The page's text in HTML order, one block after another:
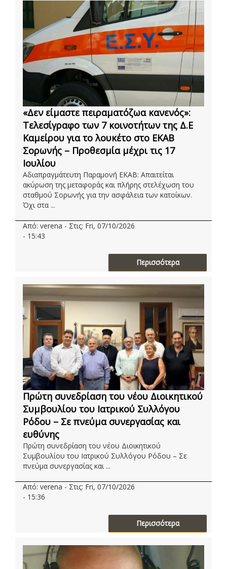
«Δεν είμαστε πειραματόζωα κανενός»:
Τελεσίγραφο των 7 κοινοτήτων της Δ.Ε
Καμείρου για το λουκέτο στο ΕΚΑΒ
Σορωνής – Προθεσμία μέχρι τις 17
Ιουλίου
Αδιαπραγμάτευτη Παραμονή ΕΚΑΒ: Απαιτείται
ακύρωση της μεταφοράς και πλήρης στελέχωση του
σταθμού Σορωνής για την ασφάλεια των κατοίκων.
Όχι στα ...
Από: verena - Στις: Fri, 07/10/2026
- 15:43
Περισσότερα
Πρώτη συνεδρίαση του νέου Διοικητικού
Συμβουλίου του Ιατρικού Συλλόγου
Ρόδου – Σε πνεύμα συνεργασίας και
ευθύνης
Πρώτη συνεδρίαση του νέου Διοικητικού
Συμβουλίου του Ιατρικού Συλλόγου Ρόδου – Σε
πνεύμα συνεργασίας και ...
Από: verena - Στις: Fri, 07/10/2026
- 15:36
Περισσότερα